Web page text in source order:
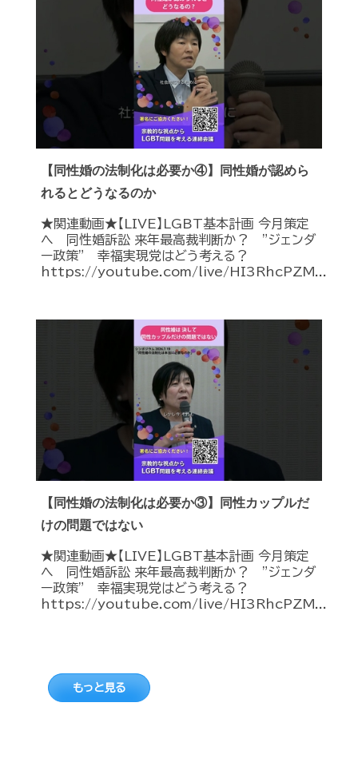
【同性婚の法制化は必要か④】同性婚が認めら
れるとどうなるのか
★関連動画★【LIVE】LGBT基本計画 今月策定
へ 同性婚訴訟 来年最高裁判断か？ ”ジェンダ
ー政策” 幸福実現党はどう考える？
https://youtube.com/live/HI3RhcPZM...
【同性婚の法制化は必要か③】同性カップルだ
けの問題ではない
★関連動画★【LIVE】LGBT基本計画 今月策定
へ 同性婚訴訟 来年最高裁判断か？ ”ジェンダ
ー政策” 幸福実現党はどう考える？
https://youtube.com/live/HI3RhcPZM...
もっと見る